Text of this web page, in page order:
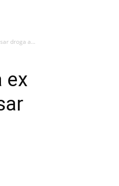
droga a...
ex